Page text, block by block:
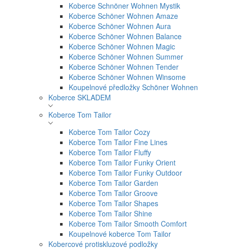
Koberce Schnöner Wohnen Mystik
Koberce Schöner Wohnen Amaze
Koberce Schöner Wohnen Aura
Koberce Schöner Wohnen Balance
Koberce Schöner Wohnen Magic
Koberce Schöner Wohnen Summer
Koberce Schöner Wohnen Tender
Koberce Schöner Wohnen Winsome
Koupelnové předložky Schöner Wohnen
Koberce SKLADEM
Koberce Tom Tailor
Koberce Tom Tailor Cozy
Koberce Tom Tailor Fine Lines
Koberce Tom Tailor Fluffy
Koberce Tom Tailor Funky Orient
Koberce Tom Tailor Funky Outdoor
Koberce Tom Tailor Garden
Koberce Tom Tailor Groove
Koberce Tom Tailor Shapes
Koberce Tom Tailor Shine
Koberce Tom Tailor Smooth Comfort
Koupelnové koberce Tom Tailor
Kobercové protiskluzové podložky